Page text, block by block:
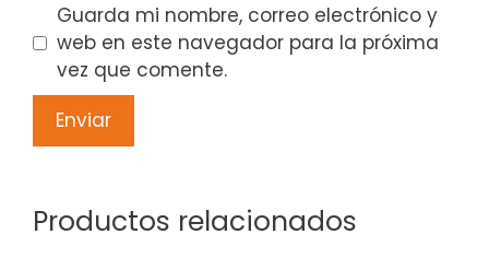
Guarda mi nombre, correo electrónico y
web en este navegador para la próxima
vez que comente.
Productos relacionados